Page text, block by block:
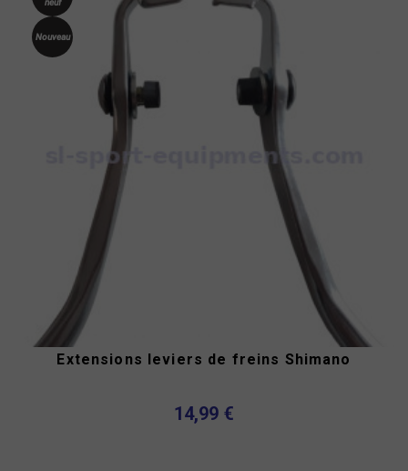
neuf
Nouveau
Extensions leviers de freins Shimano
14,99 €